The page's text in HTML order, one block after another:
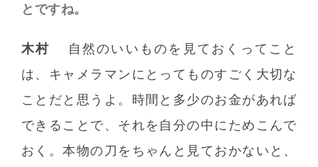
とですね。
木村
自然のいいものを見ておくってこと
は、キャメラマンにとってものすごく大切な
ことだと思うよ。時間と多少のお金があれば
できることで、それを自分の中にためこんで
おく。本物の刀をちゃんと見ておかないと、